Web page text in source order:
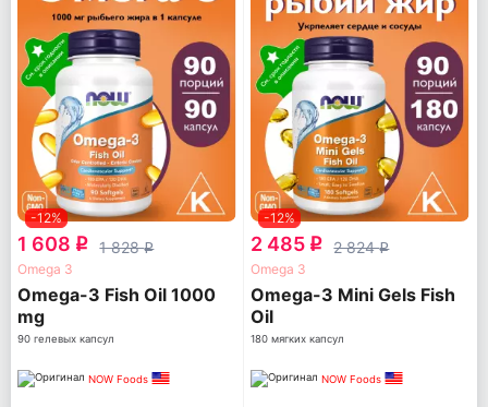
-12%
1 608 q 1 828q
Omega 3
Omega-3 Fish Oil 1000
mg
90 гелевых капсул
NOW Foods
-12%
2 485 q 2 824q
Omega 3
Omega-3 Mini Gels Fish
Oil
180 мягких капсул
NOW Foods